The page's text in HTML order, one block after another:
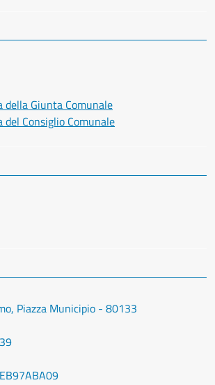
della Giunta Comunale
Consiglio Comunale
Piazza Municipio - 80133